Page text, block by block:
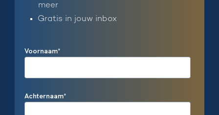
meer
Gratis in jouw inbox
Voornaam*
Achternaam*